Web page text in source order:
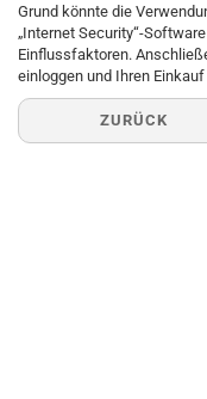
Grund könnte die
„Internet Security“-
Einflussfaktoren.
einloggen und Ihren
ZURÜCK